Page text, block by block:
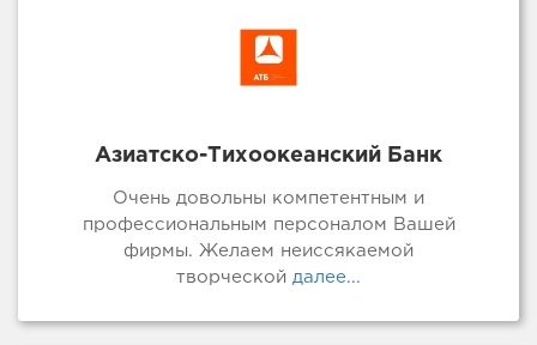
Азиатско-Тихоокеанский Банк
Очень довольны компетентным и
профессиональным персоналом Вашей
фирмы. Желаем неиссякаемой
творческой далее...